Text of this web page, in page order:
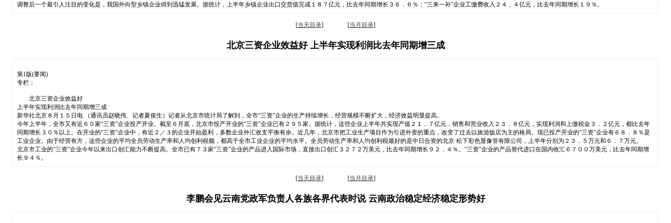
调整后一个最引人注目的变化是，我国外向型乡镇企业得到迅猛发展。据统计，上半年乡镇企业出口交货值完成１８７亿元，比去年同期增长３６．６％；“三来一补”企业工缴费收入２４．４亿元，比去年同期增长１９％。
[当天目录] [当月目录]
北京三资企业效益好 上半年实现利润比去年同期增三成
第1版(要闻)
专栏：
北京三资企业效益好
上半年实现利润比去年同期增三成
新华社北京８月１５日电 （通讯员赵晓伟、记者夏俊生）记者从北京市统计局了解到，全市“三资”企业的生产持续增长，经营规模不断扩大，经济效益明显提高。
今年上半年，全市又有近６０家“三资”企业投产开业。截至６月底，北京市投产开业的“三资”企业已有２９５家。据统计，这些企业上半年共实现产值２１．７亿元，销售和营业收入２３．８亿元，实现利润和上缴税金３．２亿元，都比去年
同期增长３０％以上。在开业的“三资”企业中，有近２／３的企业开始盈利，多数企业外汇收支平衡有余。近几年，北京市把工业生产项目作为引进外资的重点，改变了过去以旅游饭店为主的格局。现已投产开业的“三资”企业有６８．８％是
工业企业。由于经营有方，这些企业的平均全员劳动生产率和人均创利税额，都高于全市工业企业的平均水平。全员劳动生产率和人均创利税最好的是中日合资的北京·松下彩色显像管有限公司，上半年分别为２３．５万元和６．７万元。
北京市工业的“三资”企业今年以来出口创汇能力不断提高。全市已有７３家“三资”企业的产品进入国际市场，直接出口创汇３２７２万美元，比去年同期增长９２．４％。“三资”企业的产品替代进口在国内收汇６７００万美元，比去年同期增
长９４％。
[当天目录] [当月目录]
李鹏会见云南党政军负责人各族各界代表时说 云南政治稳定经济稳定形势好